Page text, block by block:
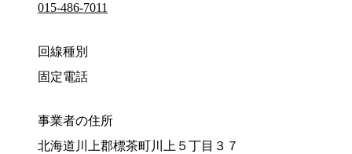
015-486-7011
回線種別
固定電話
事業者の住所
北海道川上郡標茶町川上５丁目３７